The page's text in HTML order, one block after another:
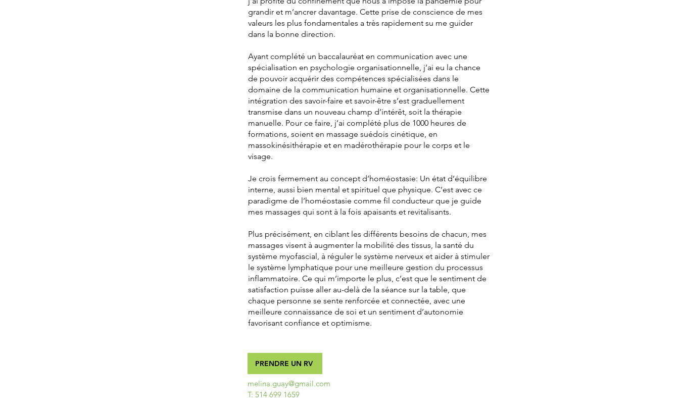
grandir et m’ancrer davantage. Cette prise de conscience de mes
valeurs les plus fondamentales a très rapidement su me guider
dans la bonne direction.
Ayant complété un baccalauréat en communication avec une
spécialisation en psychologie organisationnelle, j’ai eu la chance
de pouvoir acquérir des compétences spécialisées dans le
domaine de la communication humaine et organisationnelle. Cette
intégration des savoir-faire et savoir-être s’est graduellement
transmise dans un nouveau champ d’intérêt, soit la thérapie
manuelle. Pour ce faire, j’ai complété plus de 1000 heures de
formations, soient en massage suédois cinétique, en
massokinésithérapie et en madérothérapie pour le corps et le
visage.
Je crois fermement au concept d’homéostasie: Un état d’équilibre
interne, aussi bien mental et spirituel que physique. C’est avec ce
paradigme de l’homéostasie comme fil conducteur que je guide
mes massages qui sont à la fois apaisants et revitalisants.
Plus précisément, en ciblant les différents besoins de chacun, mes
massages visent à augmenter la mobilité des tissus, la santé du
système myofascial, à réguler le système nerveux et aider à stimuler
le système lymphatique pour une meilleure gestion du processus
inflammatoire. Ce qui m’importe le plus, c’est que le sentiment de
satisfaction puisse aller au-delà de la séance sur la table, que
chaque personne se sente renforcée et connectée, avec une
meilleure connaissance de soi et un sentiment d’autonomie
favorisant confiance et optimisme.
PRENDRE UN RV
melina.guay@gmail.com
T: 514 699 1659